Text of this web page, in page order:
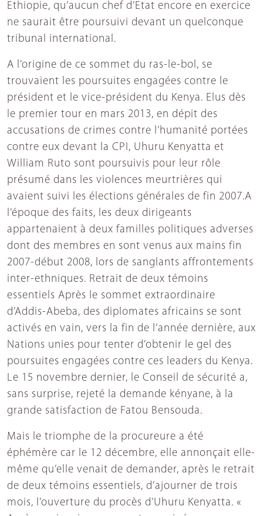
Ethiopie, qu’aucun chef d’Etat encore en exercice
ne saurait être poursuivi devant un quelconque
tribunal international.
A l’origine de ce sommet du ras-le-bol, se
trouvaient les poursuites engagées contre le
président et le vice-président du Kenya. Elus dès
le premier tour en mars 2013, en dépit des
accusations de crimes contre l’humanité portées
contre eux devant la CPI, Uhuru Kenyatta et
William Ruto sont poursuivis pour leur rôle
présumé dans les violences meurtrières qui
avaient suivi les élections générales de fin 2007.A
l’époque des faits, les deux dirigeants
appartenaient à deux familles politiques adverses
dont des membres en sont venus aux mains fin
2007-début 2008, lors de sanglants affrontements
inter-ethniques. Retrait de deux témoins
essentiels Après le sommet extraordinaire
d’Addis-Abeba, des diplomates africains se sont
activés en vain, vers la fin de l’année dernière, aux
Nations unies pour tenter d’obtenir le gel des
poursuites engagées contre ces leaders du Kenya.
Le 15 novembre dernier, le Conseil de sécurité a,
sans surprise, rejeté la demande kényane, à la
grande satisfaction de Fatou Bensouda.
Mais le triomphe de la procureure a été
éphémère car le 12 décembre, elle annonçait elle-
même qu’elle venait de demander, après le retrait
de deux témoins essentiels, d’ajourner de trois
mois, l’ouverture du procès d’Uhuru Kenyatta. «